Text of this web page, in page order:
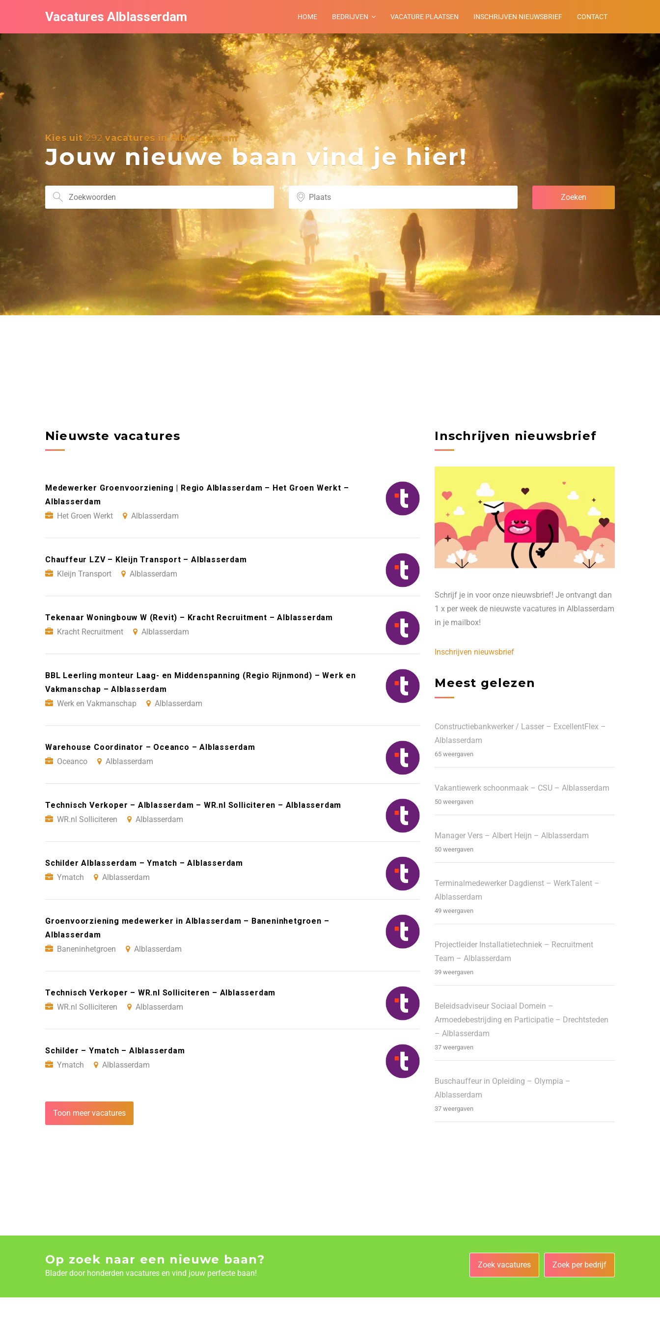
Vacatures Alblasserdam HOME BEDRIJVEN VACATURE PLAATSEN INSCHRIJVEN NIEUWSBRIEF CONTACT
Kies uit 292 vacatures in Alblasserdam
Jouw nieuwe baan vind je hier!
Nieuwste vacatures
Medewerker Groenvoorziening | Regio Alblasserdam – Het Groen Werkt –
Alblasserdam
Het Groen Werkt
Alblasserdam
Chauffeur LZV – Kleijn Transport – Alblasserdam
Kleijn Transport
Alblasserdam
Tekenaar Woningbouw W (Revit) – Kracht Recruitment – Alblasserdam
Kracht Recruitment
Alblasserdam
BBL Leerling monteur Laag- en Middenspanning (Regio Rijnmond) – Werk en
Vakmanschap – Alblasserdam
Werk en Vakmanschap
Alblasserdam
Warehouse Coordinator – Oceanco – Alblasserdam
Oceanco
Alblasserdam
Technisch Verkoper – Alblasserdam – WR.nl Solliciteren – Alblasserdam
WR.nl Solliciteren
Alblasserdam
Schilder Alblasserdam – Ymatch – Alblasserdam
Ymatch
Alblasserdam
Groenvoorziening medewerker in Alblasserdam – Baneninhetgroen –
Alblasserdam
Baneninhetgroen
Alblasserdam
Technisch Verkoper – WR.nl Solliciteren – Alblasserdam
WR.nl Solliciteren
Alblasserdam
Schilder – Ymatch – Alblasserdam
Ymatch
Alblasserdam
Toon meer vacatures
Inschrijven nieuwsbrief
Schrijf je in voor onze nieuwsbrief! Je ontvangt dan
1 x per week de nieuwste vacatures in Alblasserdam
in je mailbox!
Inschrijven nieuwsbrief
Meest gelezen
Constructiebankwerker / Lasser – ExcellentFlex –
Alblasserdam
65 weergaven
Vakantiewerk schoonmaak – CSU – Alblasserdam
50 weergaven
Manager Vers – Albert Heijn – Alblasserdam
50 weergaven
Terminalmedewerker Dagdienst – WerkTalent –
Alblasserdam
49 weergaven
Projectleider Installatietechniek – Recruitment
Team – Alblasserdam
39 weergaven
Beleidsadviseur Sociaal Domein –
Armoedebestrijding en Participatie – Drechtsteden
– Alblasserdam
37 weergaven
Buschauffeur in Opleiding – Olympia –
Alblasserdam
37 weergaven
Op zoek naar een nieuwe baan?
Blader door honderden vacatures en vind jouw perfecte baan!
Zoek vacatures Zoek per bedrijf